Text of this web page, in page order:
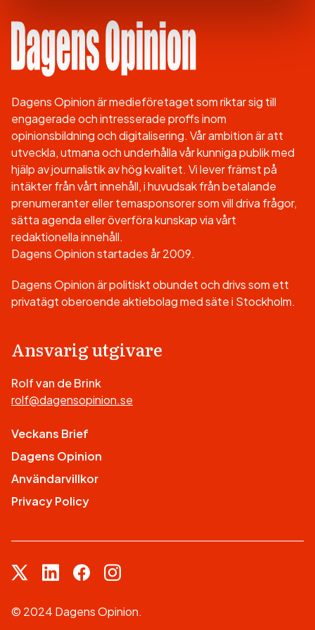
Dagens Opinion är medieföretaget som riktar sig till
engagerade och intresserade proffs inom
opinionsbildning och digitalisering. Vår ambition är att
utveckla, utmana och underhålla vår kunniga publik med
hjälp av journalistik av hög kvalitet. Vi lever främst på
intäkter från vårt innehåll, i huvudsak från betalande
prenumeranter eller temasponsorer som vill driva frågor,
sätta agenda eller överföra kunskap via vårt
redaktionella innehåll.
Dagens Opinion startades år 2009.
Dagens Opinion är politiskt obundet och drivs som ett
privatägt oberoende aktiebolag med säte i Stockholm.
Ansvarig utgivare
Rolf van de Brink
rolf@dagensopinion.se
Veckans Brief
Dagens Opinion
Användarvillkor
Privacy Policy
© 2024 Dagens Opinion.